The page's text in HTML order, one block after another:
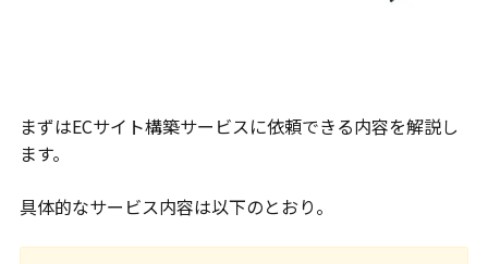
まずはECサイト構築サービスに依頼できる内容を解説し
ます。
具体的なサービス内容は以下のとおり。